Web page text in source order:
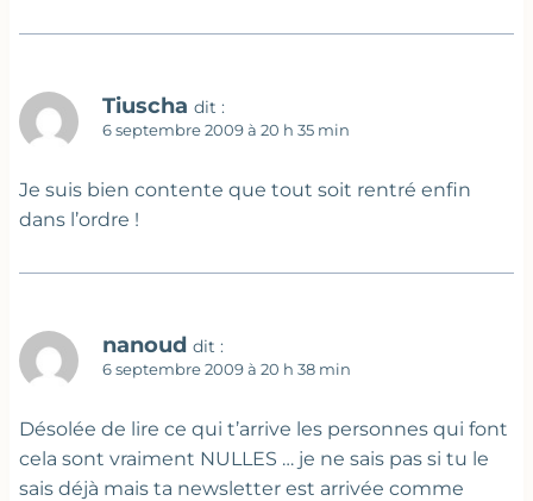
Tiuscha dit :
6 septembre 2009 à 20 h 35 min
Je suis bien contente que tout soit rentré enfin
dans l’ordre !
nanoud dit :
6 septembre 2009 à 20 h 38 min
Désolée de lire ce qui t’arrive les personnes qui font
cela sont vraiment NULLES … je ne sais pas si tu le
sais déjà mais ta newsletter est arrivée comme